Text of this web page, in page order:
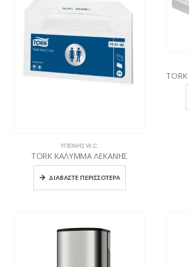
ΥΓΙΕΙΝΉΣ W.C.
TORK ΚΑΛΥΜΜΑ ΛΕΚΑΝΗΣ
ΔΙΑΒΆΣΤΕ ΠΕΡΙΣΣΌΤΕΡΑ